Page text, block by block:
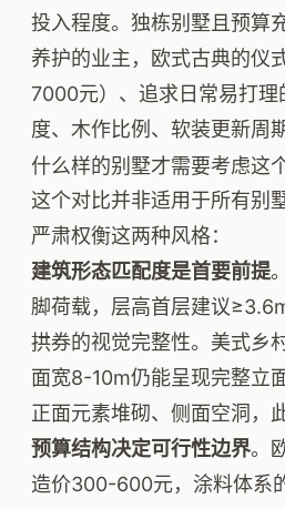
投入程度。独栋别墅且预算
养护的业主，欧式古典的仪
7000元）、追求日常易打
度、木作比例、软装更新周
什么样的别墅才需要考虑这
这个对比并非适用于所有别
严肃权衡这两种风格：
建筑形态匹配度是首要前提
脚荷载，层高首层建议
拱券的视觉完整性。美式乡
面宽8-10m仍能呈现完整立
正面元素堆砌、侧面空洞，
预算结构决定可行性边界。
造价300-600元，涂料体系